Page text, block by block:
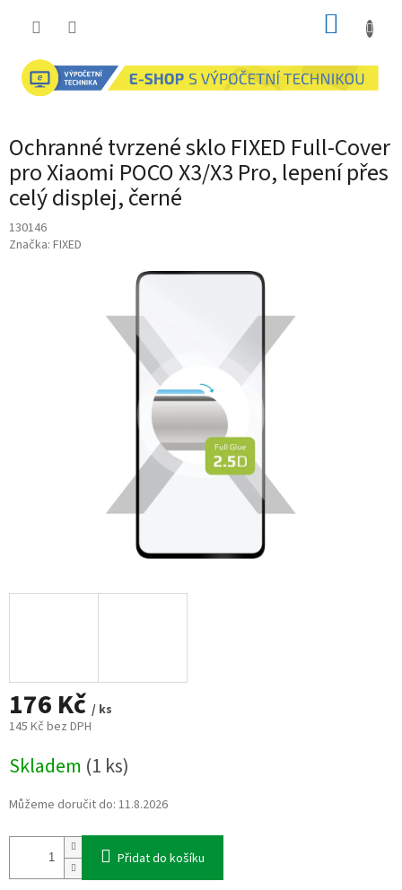
Ochranné tvrzené sklo FIXED Full-Cover
pro Xiaomi POCO X3/X3 Pro, lepení přes
celý displej, černé
130146
Značka: FIXED
176 Kč / ks
145 Kč bez DPH
cena:
Skladem (1 ks)
Můžeme doručit do: 11.8.2026
Přidat do košíku